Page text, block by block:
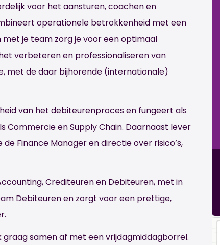
voor het aansturen, coachen en
operationele betrokkenheid met een
je team zorg je voor een optimaal
verbeteren en professionaliseren van
met de daar bijhorende (internationale)
van het debiteurenproces en fungeert als
en Supply Chain. Daarnaast lever
Finance Manager en directie over risico’s,
Crediteuren en Debiteuren, met in
Debiteuren en zorgt voor een prettige,
samen af met een vrijdagmiddagborrel.